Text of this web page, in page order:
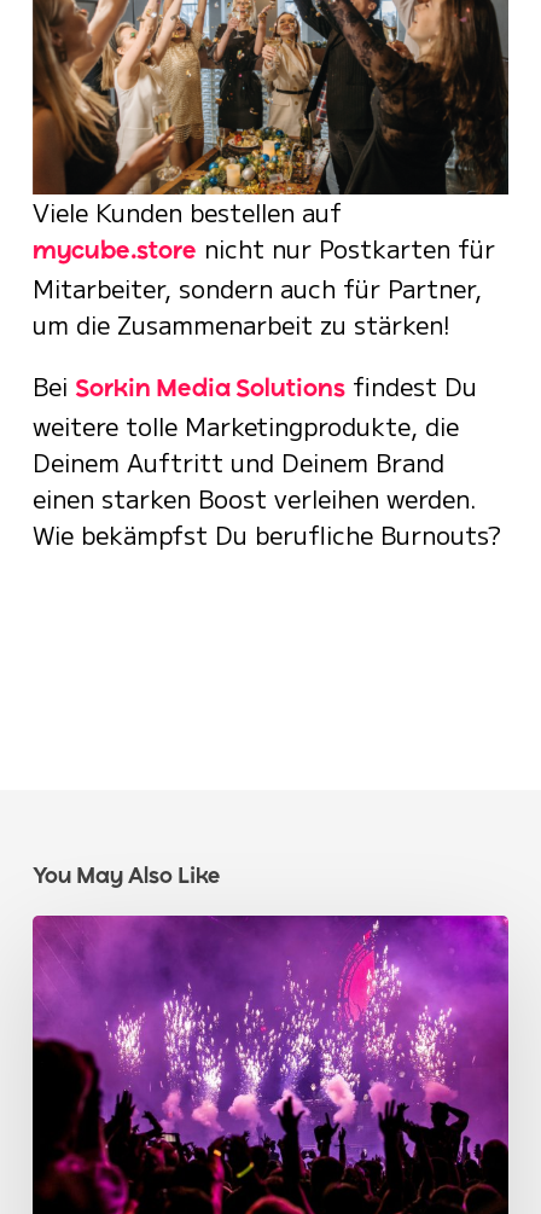
Viele Kunden bestellen auf
mycube.store nicht nur Postkarten für
Mitarbeiter, sondern auch für Partner,
um die Zusammenarbeit zu stärken!
Bei Sorkin Media Solutions findest Du
weitere tolle Marketingprodukte, die
Deinem Auftritt und Deinem Brand
einen starken Boost verleihen werden.
Wie bekämpfst Du berufliche Burnouts?
You May Also Like
Kreiere
Unvergessliche
Momente:
Geburtstagskarte
Selbst
Gestalten
Mycubes
Explodierenden